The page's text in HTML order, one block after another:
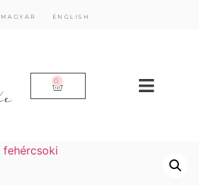
MAGYAR ENGLISH
0